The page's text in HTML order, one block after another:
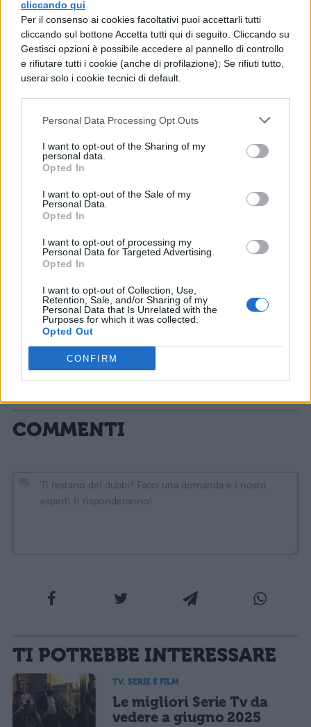
cliccando qui
Per il consenso ai cookies facoltativi puoi accettarli tutti
cliccando sul bottone Accetta tutti qui di seguito. Cliccando su
Gestisci opzioni è possibile accedere al pannello di controllo
e rifiutare tutti i cookie (anche di profilazione); Se rifiuti tutto,
userai solo i cookie tecnici di default.
Personal Data Processing Opt Outs
I want to opt-out of the Sharing of my
personal data.
Opted In
I want to opt-out of the Sale of my
Personal Data.
Opted In
I want to opt-out of processing my
Personal Data for Targeted Advertising.
Opted In
I want to opt-out of Collection, Use,
Retention, Sale, and/or Sharing of my
Personal Data that Is Unrelated with the
Purposes for which it was collected.
Opted Out
CONFIRM
nei loro confronti. Ho pensato che l’aspetto
esteriore fosse l’unica cosa che contasse al
mondo ed ho sviluppato un disturbo
Insatiable streaming: su
Netflix
La serie tv arriverà su Netflix il prossimo 10
agosto per un totale di 10 episodi.
Leggi anche:
Catalogo Netflix Agosto 2018: film e
serie tv
Netflix Ultra: prezzo, requisiti e
streaming
COMMENTI
sarà pubblicata. Dichiari di avere preso visione e di accettare quanto previsto dalla
informativa privacy. Pubblicando questo commento dai il consenso affinché un cookie
salvi i tuoi dati (nome, email) per il prossimo commento.
Ho letto e acconsento l'informativasulla privacy
CONFERMA E PUBBLICA
TI POTREBBE INTERESSARE
TV, SERIE E FILM
Le migliori Serie Tv da
vedere a giugno 2025